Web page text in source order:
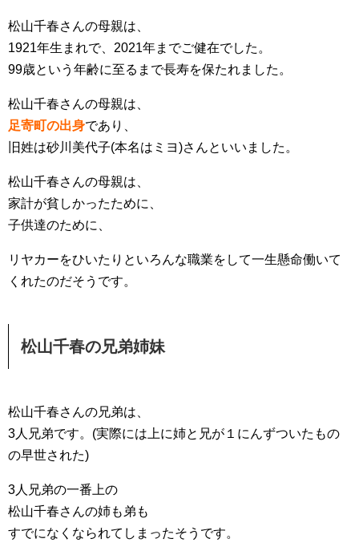
松山千春さんの母親は、
1921年生まれで、2021年までご健在でした。
99歳という年齢に至るまで長寿を保たれました。
松山千春さんの母親は、
足寄町の出身であり、
旧姓は砂川美代子(本名はミヨ)さんといいました。
松山千春さんの母親は、
家計が貧しかったために、
子供達のために、
リヤカーをひいたりといろんな職業をして一生懸命働いて
くれたのだそうです。
松山千春の兄弟姉妹
松山千春さんの兄弟は、
3人兄弟です。(実際には上に姉と兄が１にんずついたもの
の早世された)
3人兄弟の一番上の
松山千春さんの姉も弟も
すでになくなられてしまったそうです。